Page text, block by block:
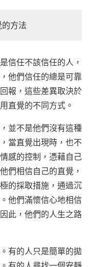
方法
信任不該信任的人，
他們信任的總是可靠
報，這些差異取決於
直覺的不同方式。
並不是他們沒有這種
當直覺出現時，也不
感的控制，憑藉自己
們相信自己的直覺，
的採取措施，通過沉
他們滿懷信心地相信
此，他們的人生之路
有的人只是簡單的拋